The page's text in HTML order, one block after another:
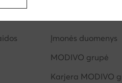
Įmonės duomenys
MODIVO grupė
Karjera MODIVO